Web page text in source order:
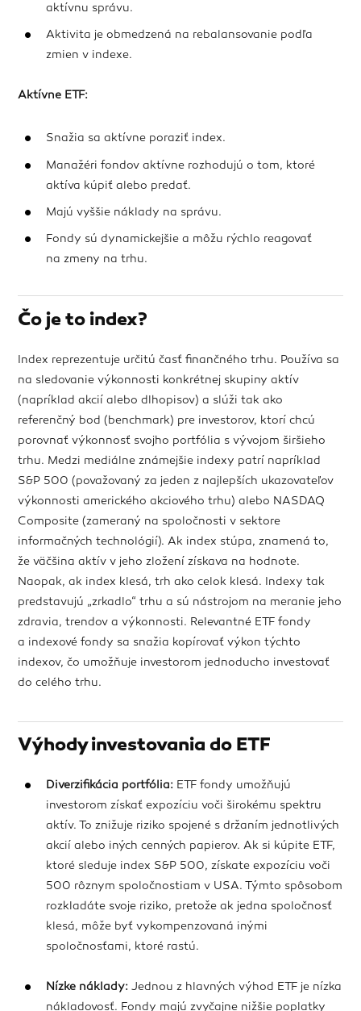
aktívnu správu.
Aktivita je obmedzená na rebalansovanie podľa
zmien v indexe.
Aktívne ETF:
Snažia sa aktívne poraziť index.
Manažéri fondov aktívne rozhodujú o tom, ktoré
aktíva kúpiť alebo predať.
Majú vyššie náklady na správu.
Fondy sú dynamickejšie a môžu rýchlo reagovať
na zmeny na trhu.
Čo je to index?
Index reprezentuje určitú časť finančného trhu. Používa sa
na sledovanie výkonnosti konkrétnej skupiny aktív
(napríklad akcií alebo dlhopisov) a slúži tak ako
referenčný bod (benchmark) pre investorov, ktorí chcú
porovnať výkonnosť svojho portfólia s vývojom širšieho
trhu. Medzi mediálne známejšie indexy patrí napríklad
S&P 500 (považovaný za jeden z najlepších ukazovateľov
výkonnosti amerického akciového trhu) alebo NASDAQ
Composite (zameraný na spoločnosti v sektore
informačných technológií). Ak index stúpa, znamená to,
že väčšina aktív v jeho zložení získava na hodnote.
Naopak, ak index klesá, trh ako celok klesá. Indexy tak
predstavujú „zrkadlo“ trhu a sú nástrojom na meranie jeho
zdravia, trendov a výkonnosti. Relevantné ETF fondy
a indexové fondy sa snažia kopírovať výkon týchto
indexov, čo umožňuje investorom jednoducho investovať
do celého trhu.
Výhody investovania do ETF
Diverzifikácia portfólia: ETF fondy umožňujú
investorom získať expozíciu voči širokému spektru
aktív. To znižuje riziko spojené s držaním jednotlivých
akcií alebo iných cenných papierov. Ak si kúpite ETF,
ktoré sleduje index S&P 500, získate expozíciu voči
500 rôznym spoločnostiam v USA. Týmto spôsobom
rozkladáte svoje riziko, pretože ak jedna spoločnosť
klesá, môže byť vykompenzovaná inými
spoločnosťami, ktoré rastú.
Nízke náklady: Jednou z hlavných výhod ETF je nízka
nákladovosť. Fondy majú zvyčajne nižšie poplatky